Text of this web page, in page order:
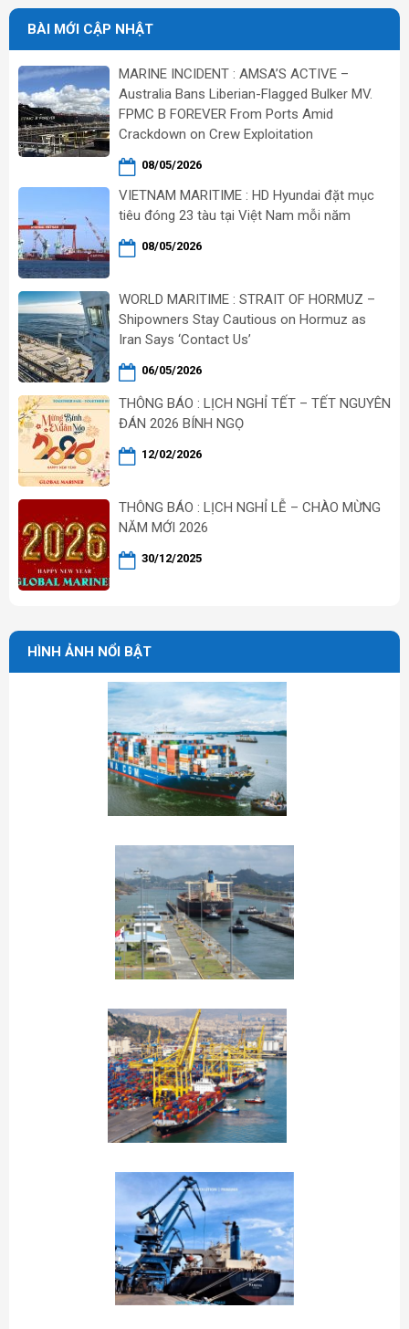
BÀI MỚI CẬP NHẬT
MARINE INCIDENT : AMSA’S ACTIVE –
Australia Bans Liberian-Flagged Bulker MV.
FPMC B FOREVER From Ports Amid
Crackdown on Crew Exploitation
08/05/2026
VIETNAM MARITIME : HD Hyundai đặt mục
tiêu đóng 23 tàu tại Việt Nam mỗi năm
08/05/2026
WORLD MARITIME : STRAIT OF HORMUZ –
Shipowners Stay Cautious on Hormuz as
Iran Says ‘Contact Us’
06/05/2026
THÔNG BÁO : LỊCH NGHỈ TẾT – TẾT NGUYÊN
ĐÁN 2026 BÍNH NGỌ
12/02/2026
THÔNG BÁO : LỊCH NGHỈ LỄ – CHÀO MỪNG
NĂM MỚI 2026
30/12/2025
HÌNH ẢNH NỔI BẬT